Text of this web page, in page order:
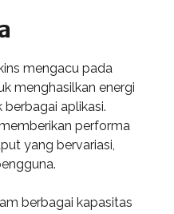
mengacu pada
menghasilkan energi
aplikasi.
performa
yang bervariasi,
berbagai kapasitas